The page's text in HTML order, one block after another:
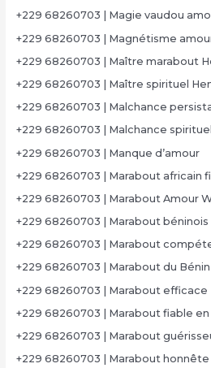
+229 68260703 | Magie vaudou
+229 68260703 | Magnétisme
+229 68260703 | Maître marabout
+229 68260703 | Maître spirituel
+229 68260703 | Malchance
+229 68260703 | Malchance
+229 68260703 | Manque d’amour
+229 68260703 | Marabout africain
+229 68260703 | Marabout Amour
+229 68260703 | Marabout béninois
+229 68260703 | Marabout
+229 68260703 | Marabout du Bénin
+229 68260703 | Marabout efficace
+229 68260703 | Marabout fiable en
+229 68260703 | Marabout
+229 68260703 | Marabout honnête